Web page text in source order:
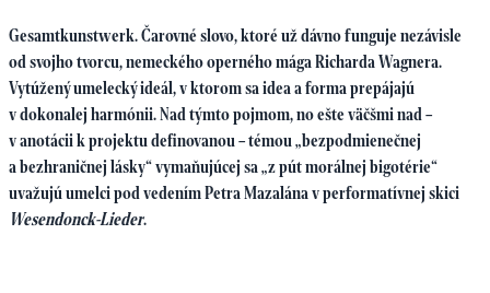
Gesamtkunstwerk. Čarovné slovo, ktoré už dávno funguje nezávisle
od svojho tvorcu, nemeckého operného mága Richarda Wagnera.
Vytúžený umelecký ideál, v ktorom sa idea a forma prepájajú
v dokonalej harmónii. Nad týmto pojmom, no ešte väčšmi nad –
v anotácii k projektu definovanou – témou „bezpodmienečnej
a bezhraničnej lásky“ vymaňujúcej sa „z pút morálnej bigotérie“
uvažujú umelci pod vedením Petra Mazalána v performatívnej skici
Wesendonck-Lieder.